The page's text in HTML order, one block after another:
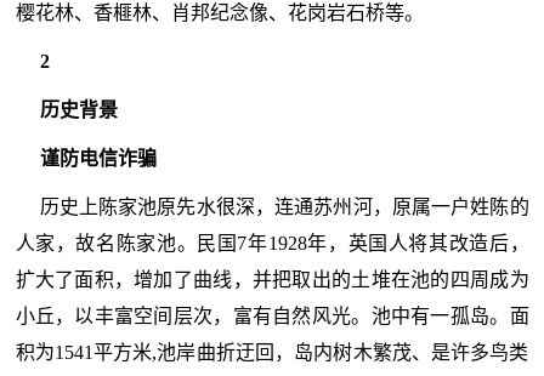
樱花林、香榧林、肖邦纪念像、花岗岩石桥等。
2
历史背景
谨防电信诈骗
历史上陈家池原先水很深，连通苏州河，原属一户姓陈的
人家，故名陈家池。民国7年1928年，英国人将其改造后，
扩大了面积，增加了曲线，并把取出的土堆在池的四周成为
小丘，以丰富空间层次，富有自然风光。池中有一孤岛。面
积为1541平方米,池岸曲折迂回，岛内树木繁茂、是许多鸟类